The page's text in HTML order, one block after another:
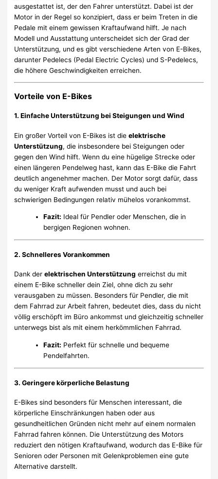
ausgestattet ist, der den Fahrer unterstützt. Dabei ist der
Motor in der Regel so konzipiert, dass er beim Treten in die
Pedale mit einem gewissen Kraftaufwand hilft. Je nach
Modell und Ausstattung unterscheidet sich der Grad der
Unterstützung, und es gibt verschiedene Arten von E-Bikes,
darunter Pedelecs (Pedal Electric Cycles) und S-Pedelecs,
die höhere Geschwindigkeiten erreichen.
Vorteile von E-Bikes
1.Einfache Unterstützung bei Steigungen und Wind
Ein großer Vorteil von E-Bikes ist dieelektrische
Unterstützung, die insbesondere bei Steigungen oder
gegen den Wind hilft. Wenn du eine hügelige Strecke oder
einen längeren Pendelweg hast, kann das E-Bike die Fahrt
deutlich angenehmer machen. Der Motor sorgt dafür, dass
du weniger Kraft aufwenden musst und auch bei
schwierigen Bedingungen relativ mühelos vorankommst.
Fazit: Ideal für Pendler oder Menschen, die in
bergigen Regionen wohnen.
2.Schnelleres Vorankommen
Dank derelektrischen Unterstützung erreichst du mit
einem E-Bike schneller dein Ziel, ohne dich zu sehr
verausgaben zu müssen. Besonders für Pendler, die mit
dem Fahrrad zur Arbeit fahren, bedeutet dies, dass du nicht
völlig erschöpft im Büro ankommst und gleichzeitig schneller
unterwegs bist als mit einem herkömmlichen Fahrrad.
Fazit: Perfekt für schnelle und bequeme
Pendelfahrten.
3.Geringere körperliche Belastung
E-Bikes sind besonders für Menschen interessant, die
körperliche Einschränkungen haben oder aus
gesundheitlichen Gründen nicht mehr auf einem normalen
Fahrrad fahren können. Die Unterstützung des Motors
reduziert den nötigen Kraftaufwand, wodurch das E-Bike für
Senioren oder Personen mit Gelenkproblemen eine gute
Alternative darstellt.